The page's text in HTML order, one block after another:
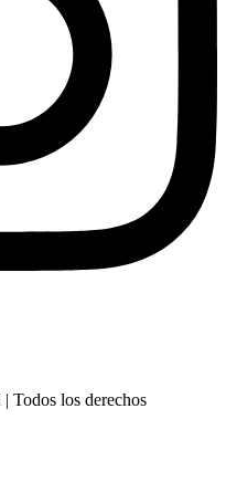
Todos los derechos